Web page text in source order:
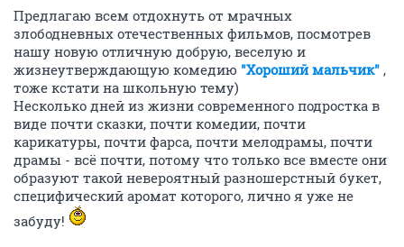
Предлагаю всем отдохнуть от мрачных
злободневных отечественных фильмов, посмотрев
нашу новую отличную добрую, веселую и
жизнеутверждающую комедию "Хороший мальчик" ,
тоже кстати на школьную тему)
Несколько дней из жизни современного подростка в
виде почти сказки, почти комедии, почти
карикатуры, почти фарса, почти мелодрамы, почти
драмы - всё почти, потому что только все вместе они
образуют такой невероятный разношерстный букет,
специфический аромат которого, лично я уже не
забуду!